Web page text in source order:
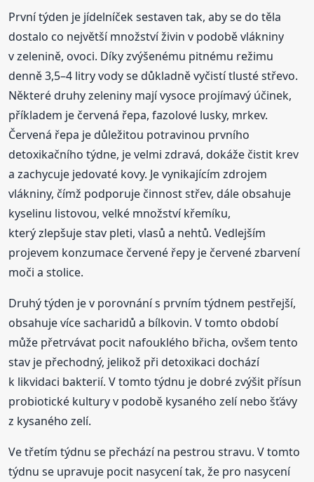
První týden je jídelníček sestaven tak, aby se do těla
dostalo co největší množství živin v podobě vlákniny
v zelenině, ovoci. Díky zvýšenému pitnému režimu
denně 3,5–4 litry vody se důkladně vyčistí tlusté střevo.
Některé druhy zeleniny mají vysoce projímavý účinek,
příkladem je červená řepa, fazolové lusky, mrkev.
Červená řepa je důležitou potravinou prvního
detoxikačního týdne, je velmi zdravá, dokáže čistit krev
a zachycuje jedovaté kovy. Je vynikajícím zdrojem
vlákniny, čímž podporuje činnost střev, dále obsahuje
kyselinu listovou, velké množství křemíku,
který zlepšuje stav pleti, vlasů a nehtů. Vedlejším
projevem konzumace červené řepy je červené zbarvení
moči a stolice.
Druhý týden je v porovnání s prvním týdnem pestřejší,
obsahuje více sacharidů a bílkovin. V tomto období
může přetrvávat pocit nafouklého břicha, ovšem tento
stav je přechodný, jelikož při detoxikaci dochází
k likvidaci bakterií. V tomto týdnu je dobré zvýšit přísun
probiotické kultury v podobě kysaného zelí nebo šťávy
z kysaného zelí.
Ve třetím týdnu se přechází na pestrou stravu. V tomto
týdnu se upravuje pocit nasycení tak, že pro nasycení